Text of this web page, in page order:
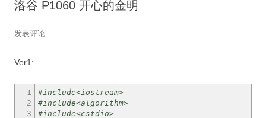
洛谷 P1060 开心的金明
发表评论
Ver1:
1
2
3
#include<iostream>
#include<algorithm>
#include<cstdio>